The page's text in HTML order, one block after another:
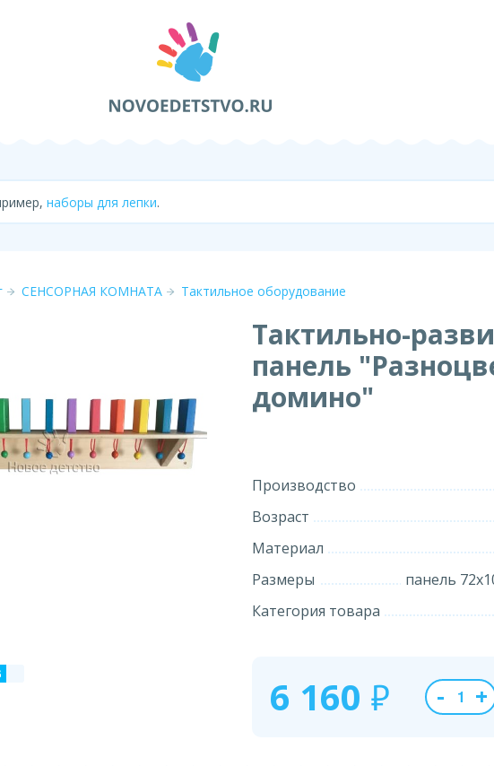
наборы для лепки.
СЕНСОРНАЯ КОМНАТА Тактильное оборудование
Тактильно-
панель
домино"
Производство
Возраст
Материал
Размеры
панель
Категория товара
6 160 ₽ - +